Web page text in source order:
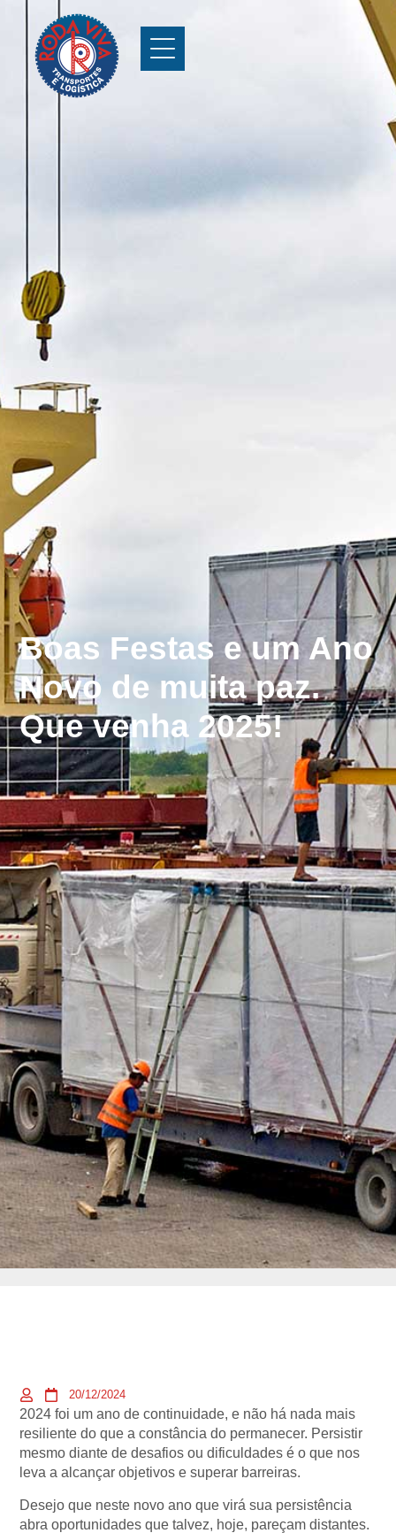
Boas Festas e um Ano
Novo de muita paz.
Que venha 2025!
20/12/2024
2024 foi um ano de continuidade, e não há nada mais
resiliente do que a constância do permanecer. Persistir
mesmo diante de desafios ou dificuldades é o que nos
leva a alcançar objetivos e superar barreiras.
Desejo que neste novo ano que virá sua persistência
abra oportunidades que talvez, hoje, pareçam distantes.